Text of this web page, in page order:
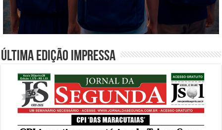
Última edição impressa